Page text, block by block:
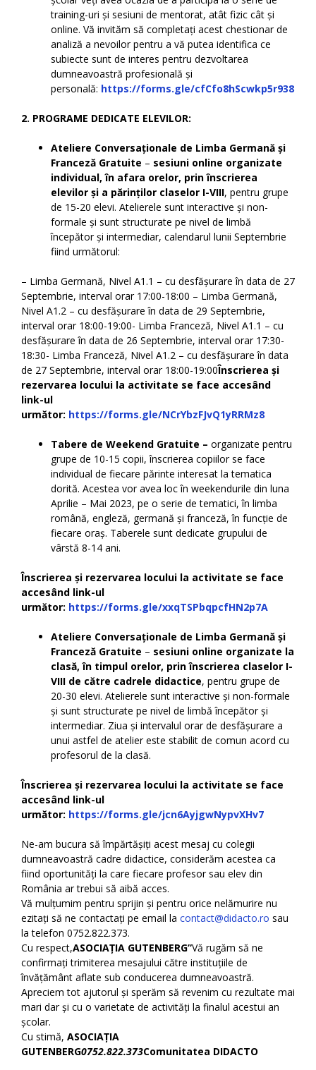
training-uri și sesiuni de mentorat, atât fizic cât și
online. Vă invităm să completați acest chestionar de
analiză a nevoilor pentru a vă putea identifica ce
subiecte sunt de interes pentru dezvoltarea
dumneavoastră profesională și
personală: https://forms.gle/cfCfo8hScwkp5r938
2. PROGRAME DEDICATE ELEVILOR:
Ateliere Conversaționale de Limba Germană și
Franceză Gratuite – sesiuni online organizate
individual, în afara orelor, prin înscrierea
elevilor și a părinților claselor I-VIII, pentru grupe
de 15-20 elevi. Atelierele sunt interactive și non-
formale și sunt structurate pe nivel de limbă
începător și intermediar, calendarul lunii Septembrie
fiind următorul:
– Limba Germană, Nivel A1.1 – cu desfășurare în data de 27
Septembrie, interval orar 17:00-18:00 – Limba Germană,
Nivel A1.2 – cu desfășurare în data de 29 Septembrie,
interval orar 18:00-19:00- Limba Franceză, Nivel A1.1 – cu
desfășurare în data de 26 Septembrie, interval orar 17:30-
18:30- Limba Franceză, Nivel A1.2 – cu desfășurare în data
de 27 Septembrie, interval orar 18:00-19:00Înscrierea și
rezervarea locului la activitate se face accesând
link-ul
următor: https://forms.gle/NCrYbzFJvQ1yRRMz8
Tabere de Weekend Gratuite – organizate pentru
grupe de 10-15 copii, înscrierea copiilor se face
individual de fiecare părinte interesat la tematica
dorită. Acestea vor avea loc în weekendurile din luna
Aprilie – Mai 2023, pe o serie de tematici, în limba
română, engleză, germană și franceză, în funcție de
fiecare oraș. Taberele sunt dedicate grupului de
vârstă 8-14 ani.
Înscrierea și rezervarea locului la activitate se face
accesând link-ul
următor: https://forms.gle/xxqTSPbqpcfHN2p7A
Ateliere Conversaționale de Limba Germană și
Franceză Gratuite – sesiuni online organizate la
clasă, în timpul orelor, prin înscrierea claselor I-
VIII de către cadrele didactice, pentru grupe de
20-30 elevi. Atelierele sunt interactive și non-formale
și sunt structurate pe nivel de limbă începător și
intermediar. Ziua și intervalul orar de desfășurare a
unui astfel de atelier este stabilit de comun acord cu
profesorul de la clasă.
Înscrierea și rezervarea locului la activitate se face
accesând link-ul
următor: https://forms.gle/jcn6AyjgwNypvXHv7
Ne-am bucura să împărtășiți acest mesaj cu colegii
dumneavoastră cadre didactice, considerăm acestea ca
fiind oportunități la care fiecare profesor sau elev din
România ar trebui să aibă acces.
Vă mulțumim pentru sprijin și pentru orice nelămurire nu
ezitați să ne contactați pe email la contact@didacto.ro sau
la telefon 0752.822.373.
Cu respect,ASOCIAȚIA GUTENBERG”Vă rugăm să ne
confirmați trimiterea mesajului către instituțiile de
învățământ aflate sub conducerea dumneavoastră.
Apreciem tot ajutorul și sperăm să revenim cu rezultate mai
mari dar și cu o varietate de activități la finalul acestui an
școlar.
Cu stimă, ASOCIAȚIA
GUTENBERG0752.822.373Comunitatea DIDACTO